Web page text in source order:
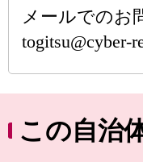
メールでのお
togitsu@cyber-
この自治